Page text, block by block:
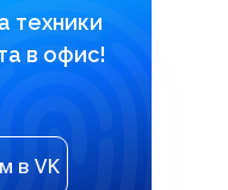
техники
в офис!
в VK